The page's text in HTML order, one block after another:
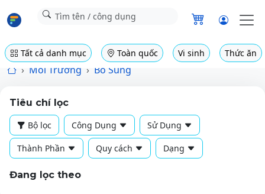
Tất cả danh mục Toàn quốc Vi sinh Thức ăn
Môi Trường Bổ Sung
Tiêu chí lọc
Bộ lọc
Công Dụng Sử Dụng
Thành Phần Quy cách Dạng
Đang lọc theo